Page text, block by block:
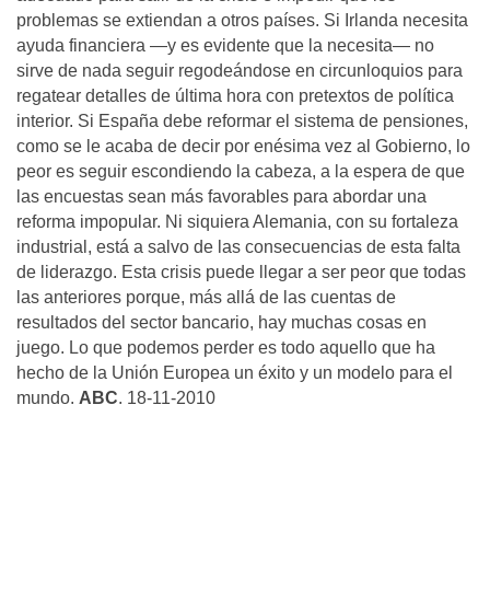
problemas se extiendan a otros países. Si Irlanda necesita
ayuda financiera —y es evidente que la necesita— no
sirve de nada seguir regodeándose en circunloquios para
regatear detalles de última hora con pretextos de política
interior. Si España debe reformar el sistema de pensiones,
como se le acaba de decir por enésima vez al Gobierno, lo
peor es seguir escondiendo la cabeza, a la espera de que
las encuestas sean más favorables para abordar una
reforma impopular. Ni siquiera Alemania, con su fortaleza
industrial, está a salvo de las consecuencias de esta falta
de liderazgo. Esta crisis puede llegar a ser peor que todas
las anteriores porque, más allá de las cuentas de
resultados del sector bancario, hay muchas cosas en
juego. Lo que podemos perder es todo aquello que ha
hecho de la Unión Europea un éxito y un modelo para el
mundo. ABC. 18-11-2010